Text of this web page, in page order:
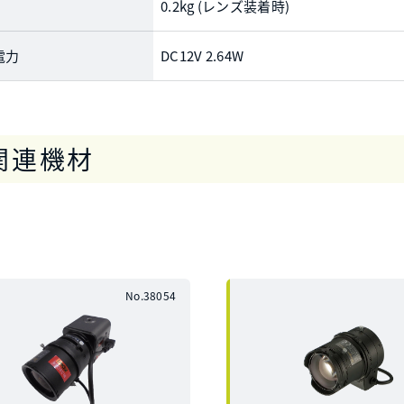
0.2kg (レンズ装着時)
力 DC12V 2.64W
連機材
No.38054